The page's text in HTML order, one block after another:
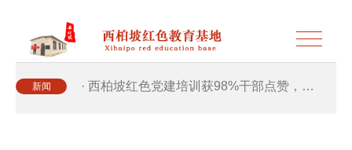
新闻 · 西柏坡红色党建培训获98%干部点赞，…